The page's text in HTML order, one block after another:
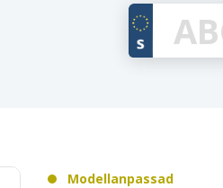
Modellanpassad